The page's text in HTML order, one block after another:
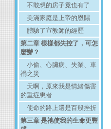
不敢想的房子竟也有了
美滿家庭是上帝的恩賜
體驗了宣教師的經歷
第二章 樣樣都失控了，可怎
麼辦？
小偷、心臟病、失業、車
禍之災
天啊，原來我是情緒傷害
的重症患者
使命的路上還是百般挫折
第三章 是祂使我的生命更豐